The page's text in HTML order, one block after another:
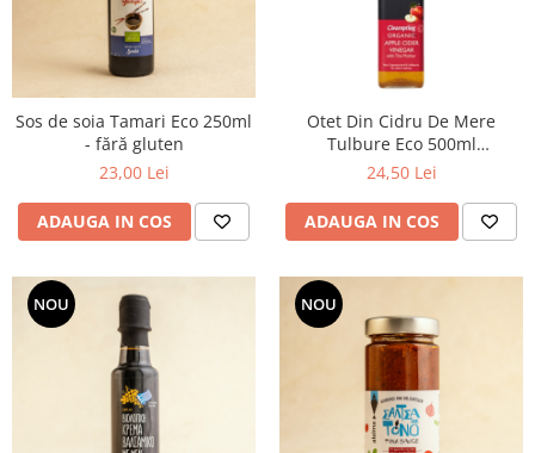
Sos de soia Tamari Eco 250ml
- fără gluten
23,00 Lei
ADAUGA IN COS
Otet Din Cidru De Mere
Tulbure Eco 500ml
Clearspring
24,50 Lei
ADAUGA IN COS
NOU NOU